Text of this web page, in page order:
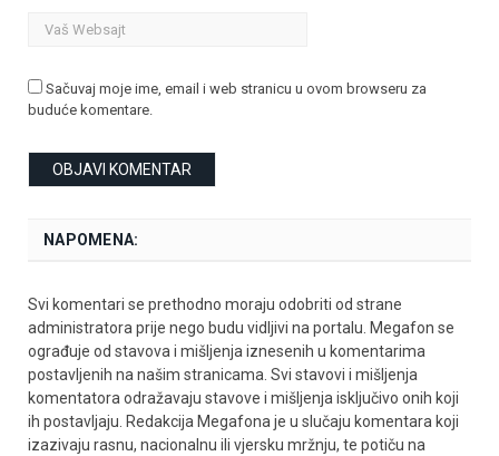
Sačuvaj moje ime, email i web stranicu u ovom browseru za
buduće komentare.
NAPOMENA:
Svi komentari se prethodno moraju odobriti od strane
administratora prije nego budu vidljivi na portalu. Megafon se
ograđuje od stavova i mišljenja iznesenih u komentarima
postavljenih na našim stranicama. Svi stavovi i mišljenja
komentatora odražavaju stavove i mišljenja isključivo onih koji
ih postavljaju. Redakcija Megafona je u slučaju komentara koji
izazivaju rasnu, nacionalnu ili vjersku mržnju, te potiču na